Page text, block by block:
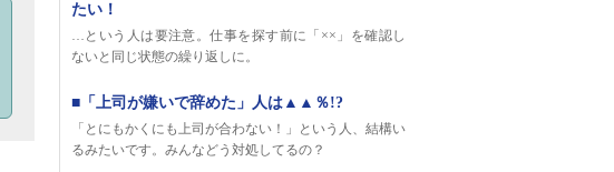
たい！
…という人は要注意。仕事を探す前に「××」を確認し
ないと同じ状態の繰り返しに。
■「上司が嫌いで辞めた」人は▲▲％!?
「とにもかくにも上司が合わない！」という人、結構い
るみたいです。みんなどう対処してるの？